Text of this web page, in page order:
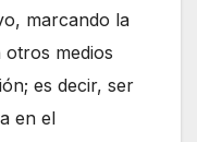
marcando la
medios
es decir, ser
en el